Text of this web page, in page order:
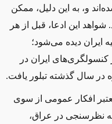
و، به این دلیل، ممکن
این ادعا، قبل از هر
ایران دیده می‌شود؛
ایران در
سال گذشته تبلور یافت.
افكار عمومی از سوی
نظرسنجی در عراق،